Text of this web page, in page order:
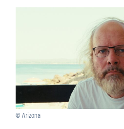
© Arizona